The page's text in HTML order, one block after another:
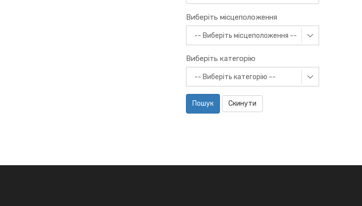
Виберіть місцеположення
Виберіть категорію
Пошук Скинути